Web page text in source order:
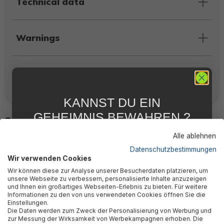
Warnings
Similar products
Alle ablehnen
Datenschutzbestimmungen
Wir verwenden Cookies
Wir können diese zur Analyse unserer Besucherdaten platzieren, um
unsere Webseite zu verbessern, personalisierte Inhalte anzuzeigen
und Ihnen ein großartiges Webseiten-Erlebnis zu bieten. Für weitere
Informationen zu den von uns verwendeten Cookies öffnen Sie die
Einstellungen.
Die Daten werden zum Zweck der Personalisierung von Werbung und
zur Messung der Wirksamkeit von Werbekampagnen erhoben. Die
KANNST DU EIN
GEHEIMNIS BEWAHREN ?
FÜR DICH
Abonniere jetzt unseren kostenlosen
Newsletter, verpasse keine Neuigkeiten und
Aktionen mehr und sichere Dir 5 %
Willkommensrabatt auf nicht reduzierte Ware
bei Deiner ersten Bestellung !*
Email